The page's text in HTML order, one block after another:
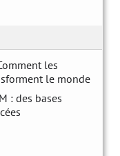
les
le monde
: des bases